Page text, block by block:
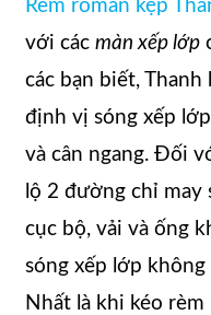
Rèm roman kẹp
với các màn xếp lớp
các bạn biết,
định vị sóng xếp
và cân ngang. Đối
lộ 2 đường chỉ may
cục bộ, vải và ống
sóng xếp lớp
Nhất là khi kéo